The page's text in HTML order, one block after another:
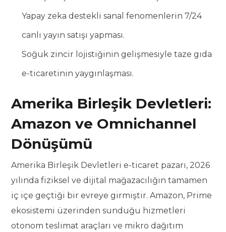
Yapay zeka destekli sanal fenomenlerin 7/24
canlı yayın satışı yapması.
Soğuk zincir lojistiğinin gelişmesiyle taze gıda
e-ticaretinin yaygınlaşması.
Amerika Birleşik Devletleri:
Amazon ve Omnichannel
Dönüşümü
Amerika Birleşik Devletleri e-ticaret pazarı, 2026
yılında fiziksel ve dijital mağazacılığın tamamen
iç içe geçtiği bir evreye girmiştir. Amazon, Prime
ekosistemi üzerinden sunduğu hizmetleri
otonom teslimat araçları ve mikro dağıtım